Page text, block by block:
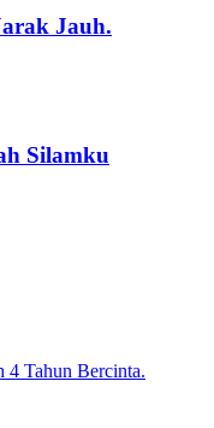
Jauh.
Silamku
4 Tahun Bercinta.